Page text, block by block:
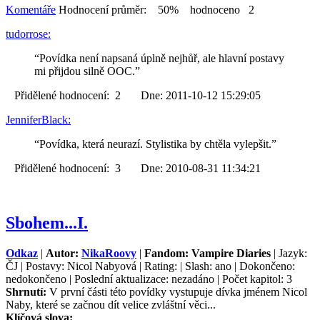
Komentáře Hodnocení průměr: 50% hodnoceno 2
tudorrose:
“Povídka není napsaná úplně nejhůř, ale hlavní postavy
mi přijdou silně OOC.”
Přidělené hodnocení: 2 Dne: 2011-10-12 15:29:05
JenniferBlack:
“Povídka, která neurazí. Stylistika by chtěla vylepšit.”
Přidělené hodnocení: 3 Dne: 2010-08-31 11:34:21
Sbohem...I.
Odkaz | Autor: NikaRoovy | Fandom: Vampire Diaries | Jazyk:
ČJ | Postavy: Nicol Nabyová | Rating: | Slash: ano | Dokončeno:
nedokončeno | Poslední aktualizace: nezadáno | Počet kapitol: 3
Shrnutí: V první části této povídky vystupuje dívka jménem Nicol
Naby, které se začnou dít velice zvláštní věci...
Klíčová slova: